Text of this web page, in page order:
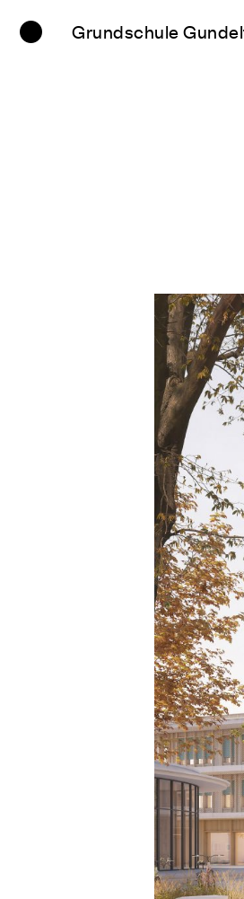
Grundschule